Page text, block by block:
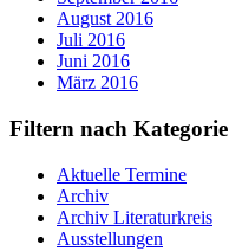
August 2016
Juli 2016
Juni 2016
März 2016
Filtern nach Kategorie
Aktuelle Termine
Archiv
Archiv Literaturkreis
Ausstellungen